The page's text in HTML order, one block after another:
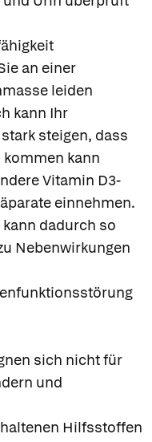
an einer
leiden
kann Ihr
steigen, dass
kann
Vitamin D3-
einnehmen.
dadurch so
Nebenwirkungen
sich nicht für
und
Hilfsstoffen